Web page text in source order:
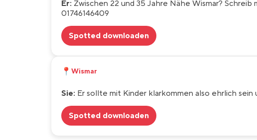
Er: Zwischen 22 und 35 Jahre Nähe Wismar?
01746146409
Spotted downloaden
📍 Wismar
Sie: Er sollte mit Kinder klarkommen also ehrlich sein
Spotted downloaden